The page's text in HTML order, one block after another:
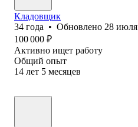
Кладовщик
34 года • Обновлено 28 июля
100 000 ₽
Активно ищет работу
Общий опыт
14 лет 5 месяцев